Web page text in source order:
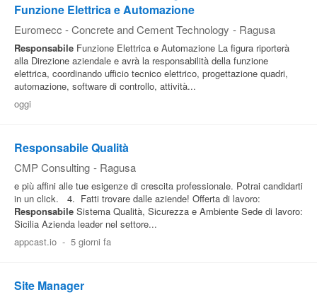
Pubblica
Offerte
Area
Aziende
Funzione Elettrica e Automazione
Euromecc - Concrete and Cement Technology - Ragusa
Responsabile Funzione Elettrica e Automazione La figura riporterà
alla Direzione aziendale e avrà la responsabilità della funzione
elettrica, coordinando ufficio tecnico elettrico, progettazione quadri,
automazione, software di controllo, attività...
oggi
Responsabile Qualità
CMP Consulting - Ragusa
e più affini alle tue esigenze di crescita professionale. Potrai candidarti
in un click. 4. Fatti trovare dalle aziende! Offerta di lavoro:
Responsabile Sistema Qualità, Sicurezza e Ambiente Sede di lavoro:
Sicilia Azienda leader nel settore...
appcast.io - 5 giorni fa
Site Manager